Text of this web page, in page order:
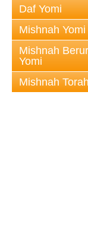
Daf Yomi
Mishnah Yomi
Mishnah
Yomi
Mishnah